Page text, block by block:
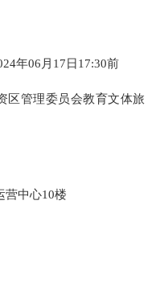
年06月17日17:30前
管理委员会教育文体旅
中心10楼